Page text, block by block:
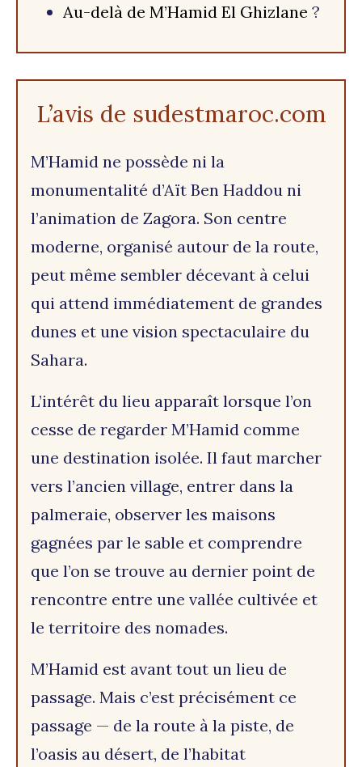
Au-delà de M’Hamid El Ghizlane ?
L’avis de sudestmaroc.com
M’Hamid ne possède ni la
monumentalité d’Aït Ben Haddou ni
l’animation de Zagora. Son centre
moderne, organisé autour de la route,
peut même sembler décevant à celui
qui attend immédiatement de grandes
dunes et une vision spectaculaire du
Sahara.
L’intérêt du lieu apparaît lorsque l’on
cesse de regarder M’Hamid comme
une destination isolée. Il faut marcher
vers l’ancien village, entrer dans la
palmeraie, observer les maisons
gagnées par le sable et comprendre
que l’on se trouve au dernier point de
rencontre entre une vallée cultivée et
le territoire des nomades.
M’Hamid est avant tout un lieu de
passage. Mais c’est précisément ce
passage — de la route à la piste, de
l’oasis au désert, de l’habitat